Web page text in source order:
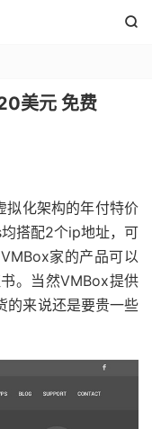

美元 免费
化架构的年付特价
搭配2个ip地址，可
家的产品可以
。当然VMBox提供
的来说还是要贵一些